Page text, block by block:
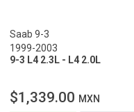
Saab 9-3
1999-2003
9-3 L4 2.3L - L4 2.0L
$1,339.00 MXN